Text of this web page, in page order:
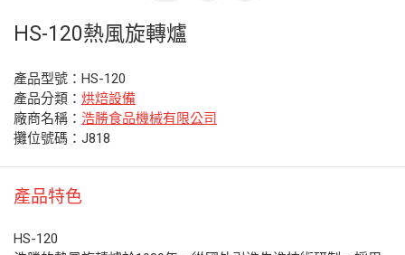
HS-120熱風旋轉爐
產品型號：HS-120
產品分類： 烘焙設備
廠商名稱： 浩勝食品機械有限公司
攤位號碼：J818
產品特色
HS-120